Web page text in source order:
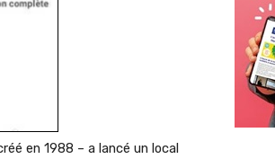
en 1988 – a lancé un local